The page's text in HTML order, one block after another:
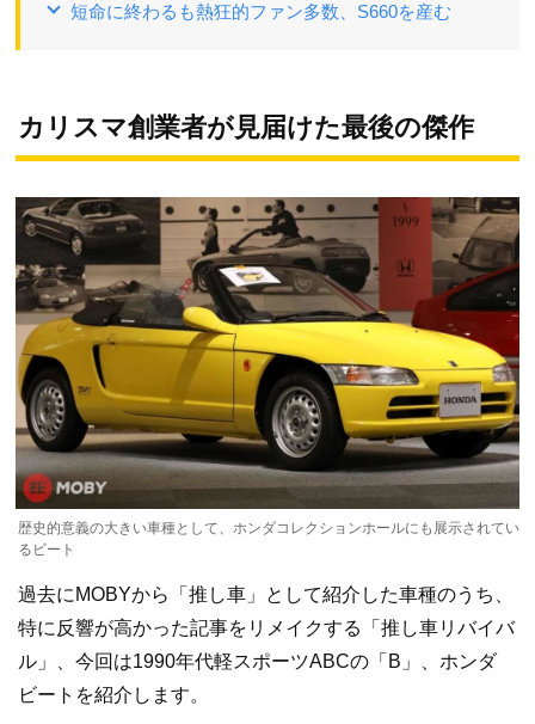
短命に終わるも熱狂的ファン多数、S660を産む
カリスマ創業者が見届けた最後の傑作
歴史的意義の大きい車種として、ホンダコレクションホールにも展示されてい
るビート
過去にMOBYから「推し車」として紹介した車種のうち、
特に反響が高かった記事をリメイクする「推し車リバイバ
ル」、今回は1990年代軽スポーツABCの「B」、ホンダ
ビートを紹介します。